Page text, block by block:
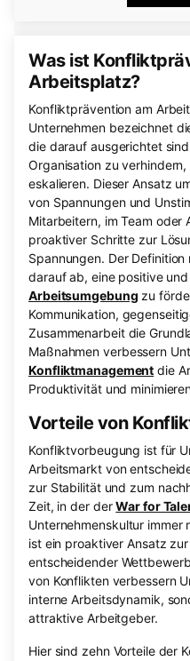
Was ist
Arbeitsplatz?
Konfliktprävention am
Unternehmen bezeichnet
die darauf ausgerichtet
Organisation zu
eskalieren. Dieser Ansatz
von Spannungen und
Mitarbeitern, im Team oder
proaktiver Schritte zur
Spannungen. Der
darauf ab, eine positive
Arbeitsumgebung zu
Kommunikation,
Zusammenarbeit die
Maßnahmen verbessern
Konfliktmanagement die
Produktivität und
Vorteile von
Konfliktvorbeugung ist für
Arbeitsmarkt von
zur Stabilität und zum
Zeit, in der derWar for
Unternehmenskultur immer
ist ein proaktiver Ansatz
entscheidender
von Konflikten verbessern
interne Arbeitsdynamik,
attraktive Arbeitgeber.
Hier sind zehn Vorteile der